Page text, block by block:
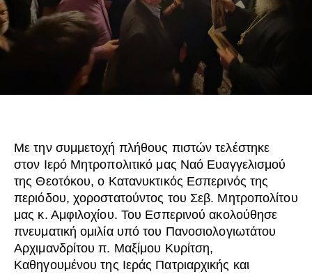
Με την συμμετοχή πλήθους πιστών τελέστηκε
στον Ιερό Μητροπολιτικό μας Ναό Ευαγγελισμού
της Θεοτόκου, ο Κατανυκτικός Εσπερινός της
περιόδου, χοροστατούντος του Σεβ. Μητροπολίτου
μας κ. Αμφιλοχίου. Του Εσπερινού ακολούθησε
πνευματική ομιλία υπό του Πανοσιολογιωτάτου
Αρχιμανδρίτου π. Μαξίμου Κυρίτση,
Καθηγουμένου της Ιεράς Πατριαρχικής και